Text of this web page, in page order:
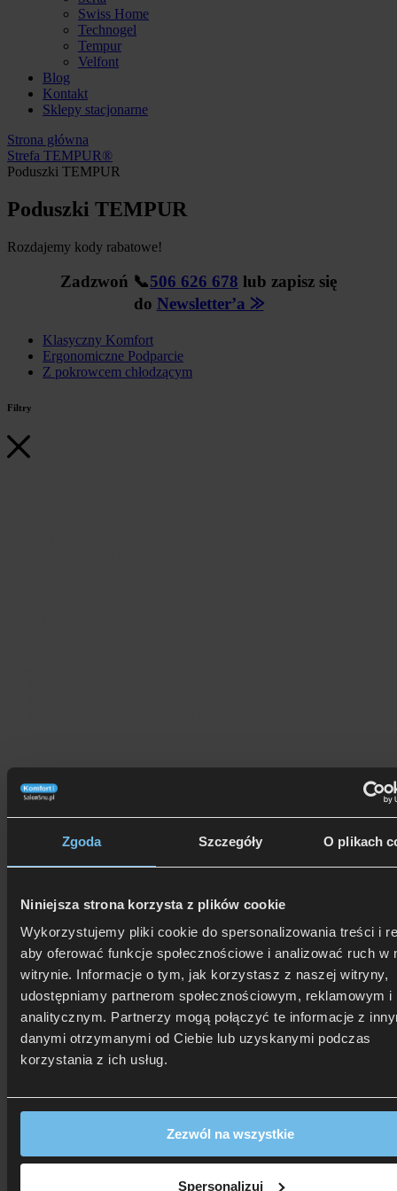
Zgoda Szczegóły O plikach
Niniejsza strona korzysta z plików cookie
Wykorzystujemy pliki cookie do spersonalizowania treści i
aby oferować funkcje społecznościowe i analizować ruch w
witrynie. Informacje o tym, jak korzystasz z naszej witryny,
udostępniamy partnerom społecznościowym, reklamowym i
analitycznym. Partnerzy mogą połączyć te informacje z
danymi otrzymanymi od Ciebie lub uzyskanymi podczas
korzystania z ich usług.
Zezwól na wszystkie
Spersonalizuj
Swiss Home
Technogel
Tempur
Velfont
Blog
Kontakt
Sklepy stacjonarne
Strona główna
Strefa TEMPUR®
Poduszki TEMPUR
Poduszki TEMPUR
Rozdajemy kody rabatowe!
Zadzwoń 📞506 626 678 lub zapisz się
do Newsletter’a ⨠
Klasyczny Komfort
Ergonomiczne Podparcie
Z pokrowcem chłodzącym
Filtry
Rozmiar poduszki
Rozmiar
Klasyczne 40–50 cm
Duże(1)
Wysokość poduszki
Wysokość
poduszkiNiska / S(13)
Średnia / M (9)
Wysoka / L (8)
Bardzo wysoka / XL(5)
Miękka(7)